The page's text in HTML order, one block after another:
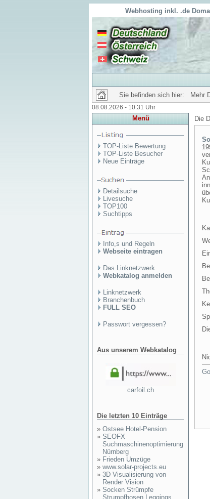
Webhosting inkl. .de
Sie befinden sich hier: Mehr
08.08.2026 - 10:31 Uhr
Menü
TOP-Liste Bewertung
TOP-Liste Besucher
Neue Einträge
Detailsuche
Livesuche
TOP100
Suchtipps
Info,s und Regeln
Webseite eintragen
Das Linknetzwerk
Webkatalog anmelden
Linknetzwerk
Branchenbuch
FULL SEO
Passwort vergessen?
Aus unserem Webkatalog
carfoil.ch
Die letzten 10 Einträge
» Ostsee Hotel-Pension
» SEOFX
Suchmaschinenoptimierung
Nürnberg
» Frieden Umzüge
» www.solar-projects.eu
» 3D Visualisierung von
Render Vision
» Socken Strümpfe
Strumpfhosen Leggings
Die